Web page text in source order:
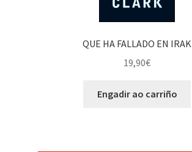
QUE HA FALLADO EN IRAK
19,90€
Engadir ao carriño